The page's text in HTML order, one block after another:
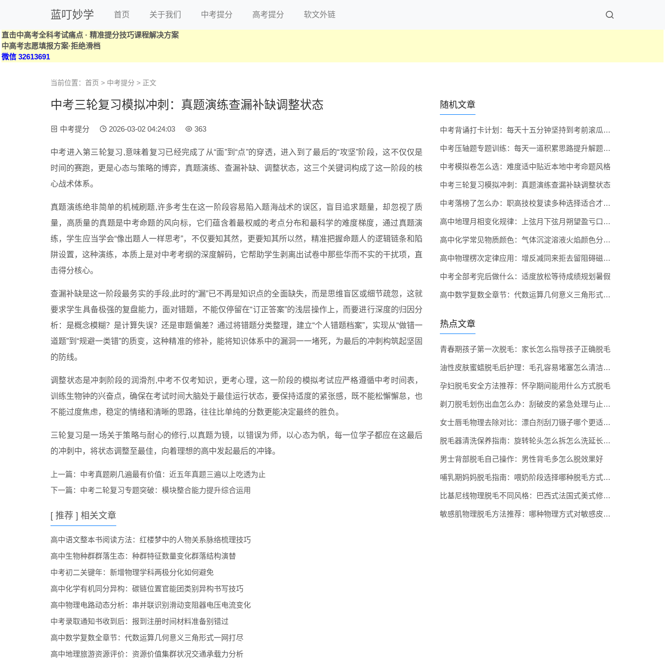
蓝叮妙学 首页 关于我们 中考提分 高考提分 软文外链
直击中高考全科考试痛点 · 精准提分技巧课程解决方案
中高考志愿填报方案·拒绝滑档
微信 32613691
当前位置： 首页 > 中考提分 > 正文
中考三轮复习模拟冲刺：真题演练查漏补缺调整状态
中考提分 2026-03-02 04:24:03 363
中考进入第三轮复习,意味着复习已经完成了从“面”到“点”的穿透，进入到了最后的“攻坚”阶段，这不仅仅是
时间的赛跑，更是心态与策略的博弈，真题演练、查漏补缺、调整状态，这三个关键词构成了这一阶段的核
心战术体系。
真题演练绝非简单的机械刷题,许多考生在这一阶段容易陷入题海战术的误区，盲目追求题量，却忽视了质
量，高质量的真题是中考命题的风向标，它们蕴含着最权威的考点分布和最科学的难度梯度，通过真题演
练，学生应当学会“像出题人一样思考”，不仅要知其然，更要知其所以然，精准把握命题人的逻辑链条和陷
阱设置，这种演练，本质上是对中考考纲的深度解码，它帮助学生剥离出试卷中那些华而不实的干扰项，直
击得分核心。
查漏补缺是这一阶段最务实的手段,此时的“漏”已不再是知识点的全面缺失，而是思维盲区或细节疏忽，这就
要求学生具备极强的复盘能力，面对错题，不能仅停留在“订正答案”的浅层操作上，而要进行深度的归因分
析：是概念模糊？是计算失误？还是审题偏差？通过将错题分类整理，建立“个人错题档案”，实现从“做错一
道题”到“规避一类错”的质变，这种精准的修补，能将知识体系中的漏洞一一堵死，为最后的冲刺构筑起坚固
的防线。
调整状态是冲刺阶段的润滑剂,中考不仅考知识，更考心理，这一阶段的模拟考试应严格遵循中考时间表，
训练生物钟的兴奋点，确保在考试时间大脑处于最佳运行状态，要保持适度的紧张感，既不能松懈懈怠，也
不能过度焦虑，稳定的情绪和清晰的思路，往往比单纯的分数更能决定最终的胜负。
三轮复习是一场关于策略与耐心的修行,以真题为镜，以错误为师，以心态为帆，每一位学子都应在这最后
的冲刺中，将状态调整至最佳，向着理想的高中发起最后的冲锋。
上一篇： 中考真题刷几遍最有价值：近五年真题三遍以上吃透为止
下一篇： 中考二轮复习专题突破：模块整合能力提升综合运用
[ 推荐 ] 相关文章
高中语文整本书阅读方法：红楼梦中的人物关系脉络梳理技巧
高中生物种群群落生态：种群特征数量变化群落结构演替
中考初二关键年：新增物理学科两极分化如何避免
高中化学有机同分异构：碳链位置官能团类别异构书写技巧
高中物理电路动态分析：串并联识别滑动变阻器电压电流变化
中考录取通知书收到后：报到注册时间材料准备别错过
高中数学复数全章节：代数运算几何意义三角形式一网打尽
高中地理旅游资源评价：资源价值集群状况交通承载力分析
随机文章
中考背诵打卡计划：每天十五分钟坚持到考前滚瓜烂熟
中考压轴题专题训练：每天一道积累思路提升解题能力
中考模拟卷怎么选：难度适中贴近本地中考命题风格
中考三轮复习模拟冲刺：真题演练查漏补缺调整状态
中考落榜了怎么办：职高技校复读多种选择适合才最好
高中地理月相变化规律：上弦月下弦月朔望盈亏口诀记忆
高中化学常见物质颜色：气体沉淀溶液火焰颜色分类记忆
高中物理楞次定律应用：增反减同来拒去留阻碍磁通量变化
中考全部考完后做什么：适度放松等待成绩规划暑假
高中数学复数全章节：代数运算几何意义三角形式一网打尽
热点文章
青春期孩子第一次脱毛：家长怎么指导孩子正确脱毛
油性皮肤蜜蜡脱毛后护理：毛孔容易堵塞怎么清洁保养
孕妇脱毛安全方法推荐：怀孕期间能用什么方式脱毛
剃刀脱毛划伤出血怎么办：刮破皮的紧急处理与止血方法
女士唇毛物理去除对比：漂白剂刮刀镊子哪个更适合面部
脱毛器清洗保养指南：旋转轮头怎么拆怎么洗延长寿命
男士背部脱毛自己操作：男性背毛多怎么脱效果好
哺乳期妈妈脱毛指南：喂奶阶段选择哪种脱毛方式稳妥
比基尼线物理脱毛不同风格：巴西式法国式美式修剪区别
敏感肌物理脱毛方法推荐：哪种物理方式对敏感皮最友好